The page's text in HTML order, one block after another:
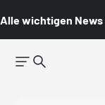
Alle wichtigen News